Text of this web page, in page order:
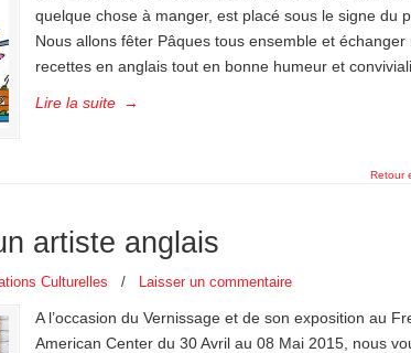
quelque chose à manger, est placé sous le signe du
Nous allons fêter Pâques tous ensemble et échanger
recettes en anglais tout en bonne humeur et
Lire la suite →
Retour
artiste anglais
Culturelles / Laisser un commentaire
A l’occasion du Vernissage et de son exposition au
American Center du 30 Avril au 08 Mai 2015, nous